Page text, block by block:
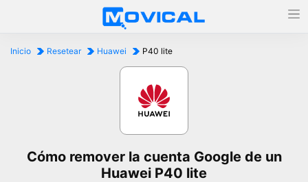
Inicio Resetear Huawei P40 lite
Cómo remover la cuenta Google de un
Huawei P40 lite